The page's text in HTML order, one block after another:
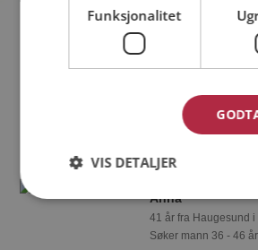
45 år fra Haugesund i
Tror du John har
Det finnes
spennende bilder
Anna
41 år fra Haugesund i
Søker mann 36 - 46 år
Funksjonalitet
VIS DETALJER